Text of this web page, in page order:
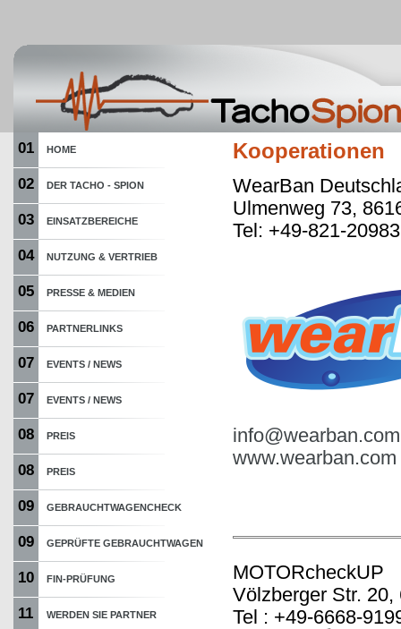
01 HOME
02 DER TACHO - SPION
03 EINSATZBEREICHE
04 NUTZUNG & VERTRIEB
05 PRESSE & MEDIEN
06 PARTNERLINKS
07 EVENTS / NEWS
07 EVENTS / NEWS
08 PREIS
08 PREIS
09 GEBRAUCHTWAGENCHECK
09 GEPRÜFTE GEBRAUCHTWAGEN
10 FIN-PRÜFUNG
11 WERDEN SIE PARTNER
Kooperationen
WearBan
Ulmenweg 73,
Tel: +49-821-
info@wearban.com
www.wearban.com
MOTORcheckUP
Völzberger Str.
Tel : +49-6668-